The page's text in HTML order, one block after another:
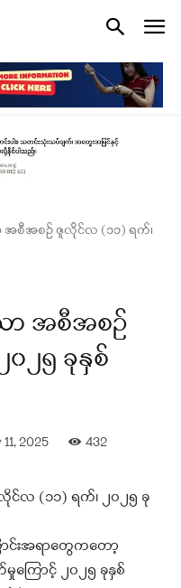
အစီအစဉ် ဇူလိုင်လ (၁၁) ရက်၊
ာ အစီအစဉ်
၂၅ ခုနှစ်
2025 432
လ (၁၁) ရက်၊ ၂၀၂၅ ခု
းအရာတွေကတော့
ြောင့် ၂၀၂၅ ခုနှစ်